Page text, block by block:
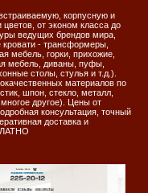
корпусную и
от эконом класса до
ведущих брендов мира,
- трансформеры,
мебель, горки, прихожие,
мебель, диваны, пуфы,
столы, стулья и т.д.).
материалов по
шпон, стекло, металл,
другое). Цены от
консультация, точный
доставка и